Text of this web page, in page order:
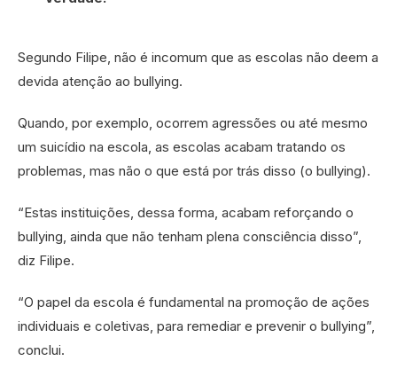
Segundo Filipe, não é incomum que as escolas não deem a
devida atenção ao bullying.
Quando, por exemplo, ocorrem agressões ou até mesmo
um suicídio na escola, as escolas acabam tratando os
problemas, mas não o que está por trás disso (o bullying).
“Estas instituições, dessa forma, acabam reforçando o
bullying, ainda que não tenham plena consciência disso”,
diz Filipe.
“O papel da escola é fundamental na promoção de ações
individuais e coletivas, para remediar e prevenir o bullying”,
conclui.